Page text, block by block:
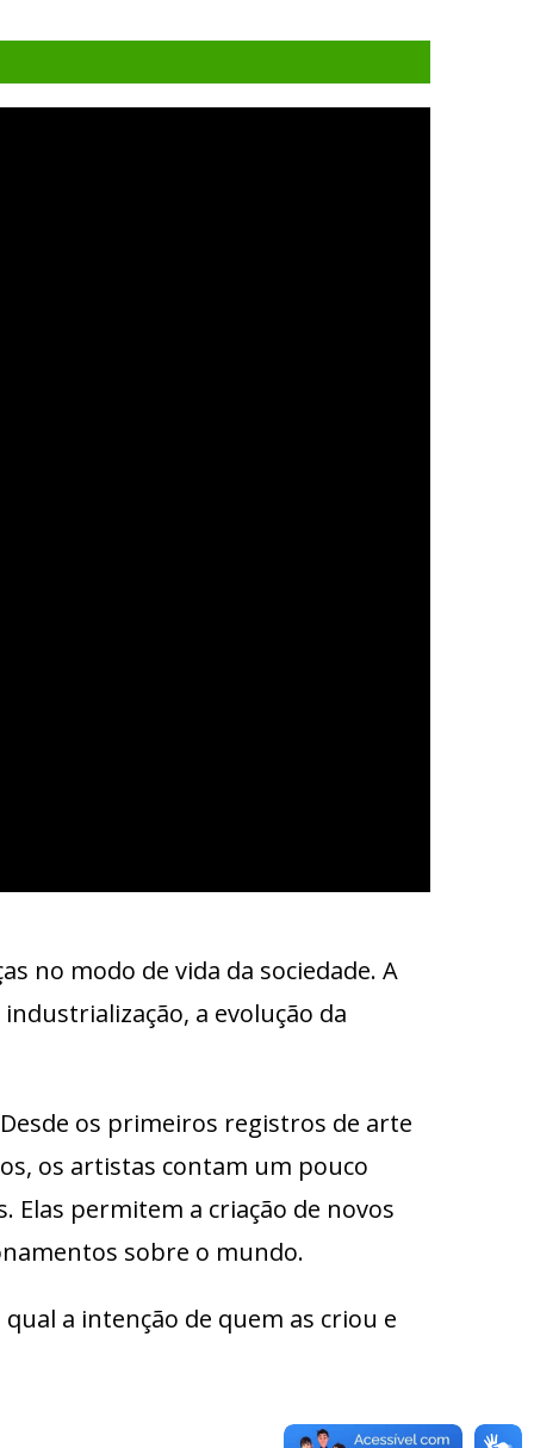
no modo de vida da sociedade. A
a evolução da
os primeiros registros de arte
os artistas contam um pouco
permitem a criação de novos
sobre o mundo.
a intenção de quem as criou e